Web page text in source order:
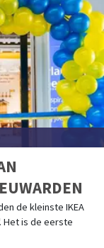
de kleinste IKEA
Het is de eerste